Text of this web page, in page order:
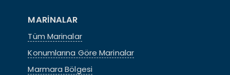
MARİNALAR
Tüm Marinalar
Konumlarına Göre Marinalar
Marmara Bölgesi